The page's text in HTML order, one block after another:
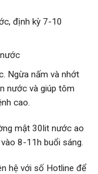
định kỳ 7-10
Ngừa nấm và nhớt
nước và giúp tôm
cao.
mật 30lit nước ao
8-11h buổi sáng.
hệ với số Hotline để